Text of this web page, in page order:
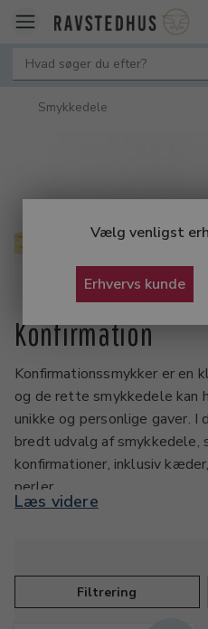
Vælg venligst
Erhvervs kunde
Smykkedele
Konfirmation
Konfirmationssmykker er en
og de rette smykkedele kan
unikke og personlige gaver. I
bredt udvalg af
konfirmationer, inklusiv
perler.
for at kombinere forskellige
kan også finde Argentium
Læs videre
Filtrering